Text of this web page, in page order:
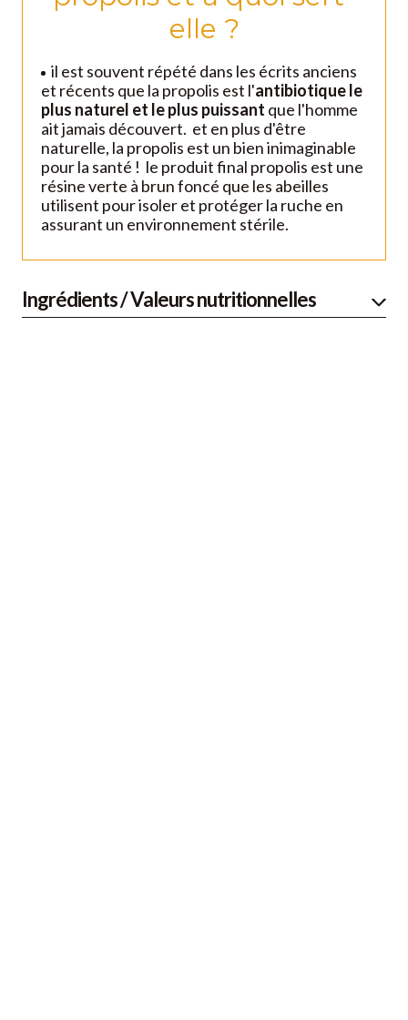
elle ?
il est souvent répété dans les écrits anciens
et récents que la propolis est l'antibiotique le
plus naturel et le plus puissant que l'homme
ait jamais découvert. et en plus d'être
naturelle, la propolis est un bien inimaginable
pour la santé ! le produit final propolis est une
résine verte à brun foncé que les abeilles
utilisent pour isoler et protéger la ruche en
assurant un environnement stérile.
Ingrédients / Valeurs nutritionnelles